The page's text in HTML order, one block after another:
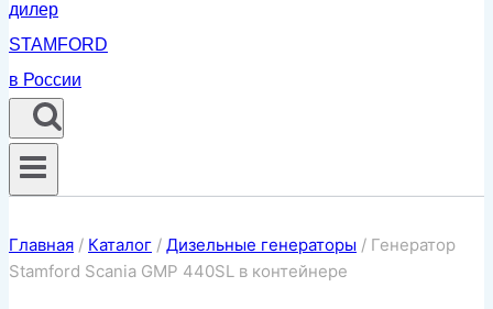
Главная / Каталог / Дизельные генераторы / Генератор
Stamford Scania GMP 440SL в контейнере